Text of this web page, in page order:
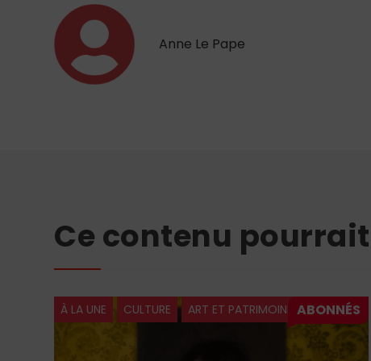
Anne Le Pape
Ce contenu
À LA UNE CULTURE ART ET PATRIMOINE